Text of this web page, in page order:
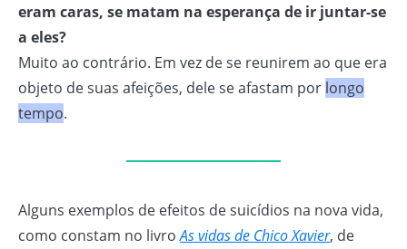
eram caras, se matam na esperança de ir juntar-se
a eles?
Muito ao contrário. Em vez de se reunirem ao que era
objeto de suas afeições, dele se afastam por longo
tempo.
Alguns exemplos de efeitos de suicídios na nova vida,
como constam no livroAs vidas de Chico Xavier, de